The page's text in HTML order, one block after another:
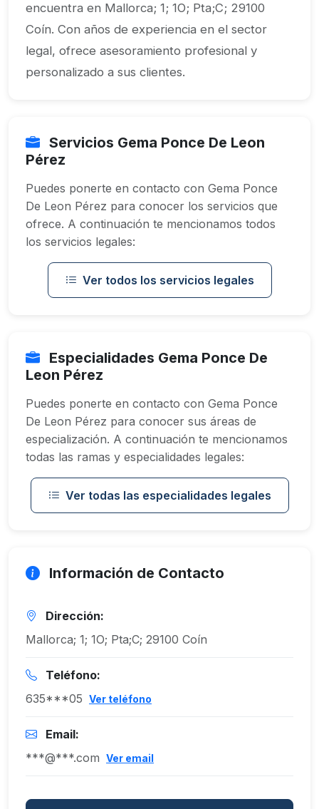
encuentra en Mallorca; 1; 1O; Pta;C; 29100
Coín. Con años de experiencia en el sector
legal, ofrece asesoramiento profesional y
personalizado a sus clientes.
Servicios Gema Ponce De Leon
Pérez
Puedes ponerte en contacto con Gema Ponce
De Leon Pérez para conocer los servicios que
ofrece. A continuación te mencionamos todos
los servicios legales:
Ver todos los servicios legales
Especialidades Gema Ponce De
Leon Pérez
Puedes ponerte en contacto con Gema Ponce
De Leon Pérez para conocer sus áreas de
especialización. A continuación te mencionamos
todas las ramas y especialidades legales:
Ver todas las especialidades legales
Información de Contacto
Dirección:
Mallorca; 1; 1O; Pta;C; 29100 Coín
Teléfono:
635***05 Ver teléfono
Email:
***@***.com Ver email